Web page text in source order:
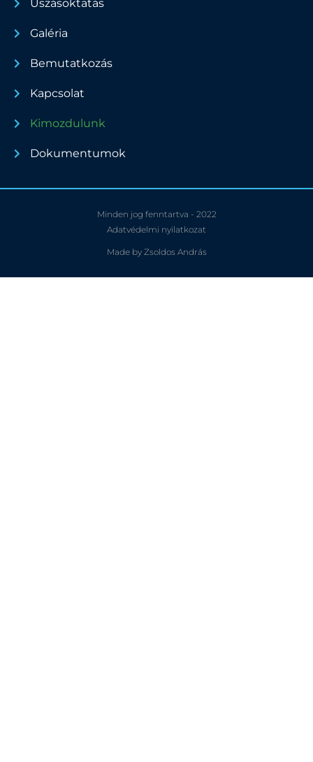
Úszásoktatás
Galéria
Bemutatkozás
Kapcsolat
Kimozdulunk
Dokumentumok
Minden jog fenntartva - 2022
Adatvédelmi nyilatkozat
Made by Zsoldos András